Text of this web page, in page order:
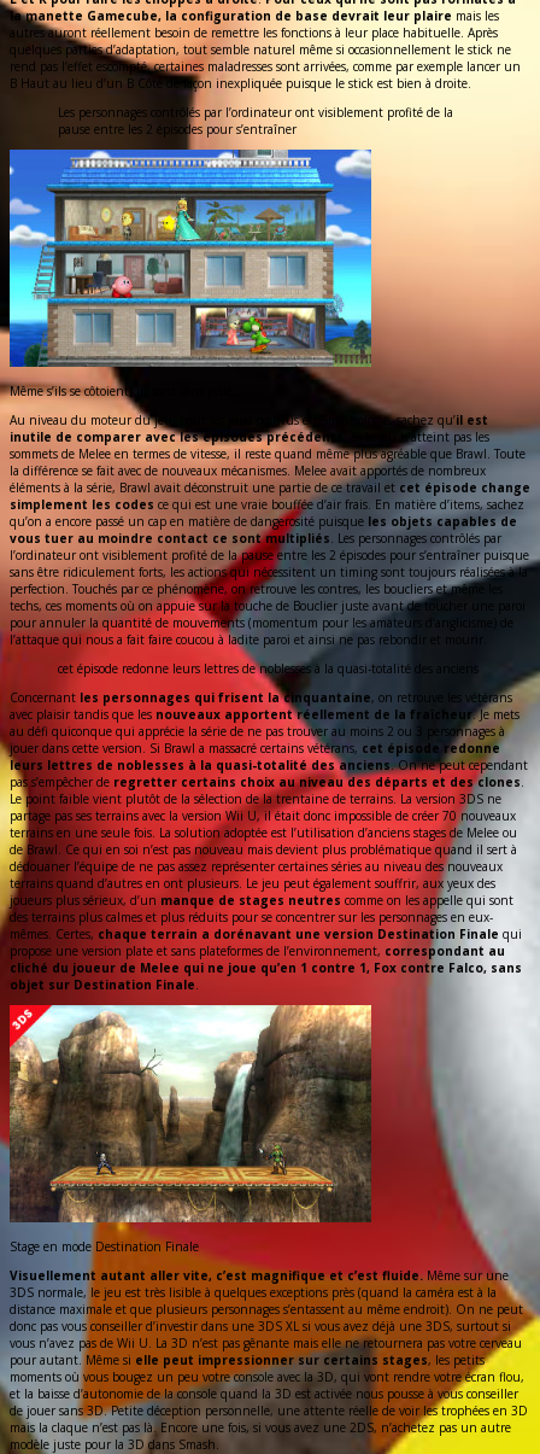
la manette Gamecube, la configuration de base devrait leur plaire mais les
autres auront réellement besoin de remettre les fonctions à leur place habituelle. Après
quelques parties d’adaptation, tout semble naturel même si occasionnellement le stick ne
rend pas l’effet escompté, certaines maladresses sont arrivées, comme par exemple lancer un
B Haut au lieu d’un B Côté de façon inexpliquée puisque le stick est bien à droite.
Les personnages contrôlés par l’ordinateur ont visiblement profité de la
pause entre les 2 épisodes pour s’entraîner
Même s’ils se côtoient, ils sont sans pitié…
Au niveau du moteur du jeu, pour les plus pointus en Smashologie, sachez qu’il est
inutile de comparer avec les épisodes précédents
. Si le jeu n’atteint pas les
sommets de Melee en termes de vitesse, il reste quand même plus agréable que Brawl. Toute
la différence se fait avec de nouveaux mécanismes. Melee avait apportés de nombreux
éléments à la série, Brawl avait déconstruit une partie de ce travail et cet épisode change
simplement les codes ce qui est une vraie bouffée d’air frais. En matière d’items, sachez
qu’on a encore passé un cap en matière de dangerosité puisque les objets capables de
vous tuer au moindre contact ce sont multipliés. Les personnages contrôlés par
l’ordinateur ont visiblement profité de la pause entre les 2 épisodes pour s’entraîner puisque
sans être ridiculement forts, les actions qui nécessitent un timing sont toujours réalisées à la
perfection. Touchés par ce phénomène, on retrouve les contres, les boucliers et même les
techs, ces moments où on appuie sur la touche de Bouclier juste avant de toucher une paroi
pour annuler la quantité de mouvements (momentum pour les amateurs d’anglicisme) de
l’attaque qui nous a fait faire coucou à ladite paroi et ainsi ne pas rebondir et mourir.
cet épisode redonne leurs lettres de noblesses à la quasi-totalité des anciens
Concernant les personnages qui frisent la cinquantaine, on retrouve les vétérans
avec plaisir tandis que les nouveaux apportent réellement de la fraîcheur. Je mets
au défi quiconque qui apprécie la série de ne pas trouver au moins 2 ou 3 personnages à
jouer dans cette version. Si Brawl a massacré certains vétérans, cet épisode redonne
leurs lettres de noblesses à la quasi-totalité des anciens. On ne peut cependant
pas s’empêcher de regretter certains choix au niveau des départs et des clones.
Le point faible vient plutôt de la sélection de la trentaine de terrains. La version 3DS ne
partage pas ses terrains avec la version Wii U, il était donc impossible de créer 70 nouveaux
terrains en une seule fois. La solution adoptée est l’utilisation d’anciens stages de Melee ou
de Brawl. Ce qui en soi n’est pas nouveau mais devient plus problématique quand il sert à
dédouaner l’équipe de ne pas assez représenter certaines séries au niveau des nouveaux
terrains quand d’autres en ont plusieurs. Le jeu peut également souffrir, aux yeux des
joueurs plus sérieux, d’un manque de stages neutres comme on les appelle qui sont
des terrains plus calmes et plus réduits pour se concentrer sur les personnages en eux-
mêmes. Certes, chaque terrain a dorénavant une version Destination Finale qui
propose une version plate et sans plateformes de l’environnement, correspondant au
cliché du joueur de Melee qui ne joue qu’en 1 contre 1, Fox contre Falco, sans
objet sur Destination Finale.
Stage en mode Destination Finale
Visuellement autant aller vite, c’est magnifique et c’est fluide.Même sur une
3DS normale, le jeu est très lisible à quelques exceptions près (quand la caméra est à la
distance maximale et que plusieurs personnages s’entassent au même endroit). On ne peut
donc pas vous conseiller d’investir dans une 3DS XL si vous avez déjà une 3DS, surtout si
vous n’avez pas de Wii U. La 3D n’est pas gênante mais elle ne retournera pas votre cerveau
pour autant. Même si elle peut impressionner sur certains stages, les petits
moments où vous bougez un peu votre console avec la 3D, qui vont rendre votre écran flou,
et la baisse d’autonomie de la console quand la 3D est activée nous pousse à vous conseiller
de jouer sans 3D. Petite déception personnelle, une attente réelle de voir les trophées en 3D
mais la claque n’est pas là. Encore une fois, si vous avez une 2DS, n’achetez pas un autre
modèle juste pour la 3D dans Smash.